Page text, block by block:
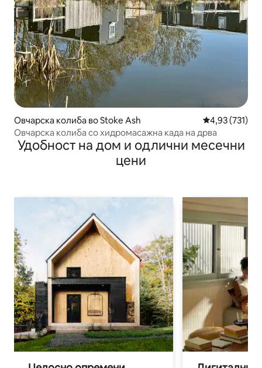
Овчарска колиба во Stoke Ash Просечна
4,93 (731)
Овчарска колиба со хидромасажна када на дрва
Удобност на дом и одлични месечни
цени